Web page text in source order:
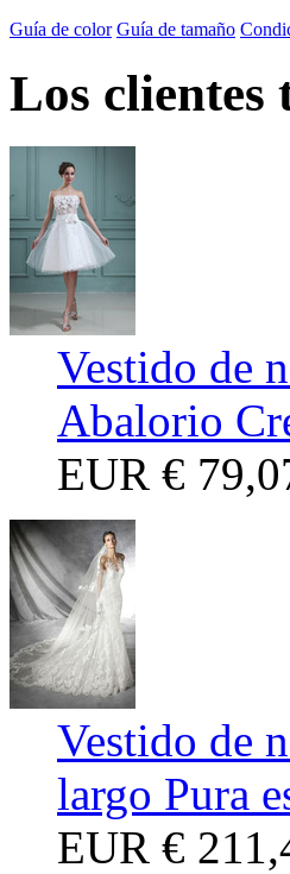
Guía de color Guía de tamaño
Los clientes
Vestido de
Abalorio
EUR €
Vestido de
largo Pura
EUR €